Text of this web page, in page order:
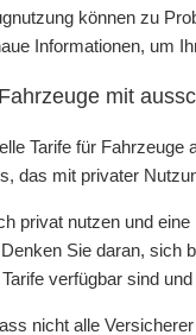
können zu
Informationen, um
mit
Tarife für
das mit privater
privat nutzen und
Sie daran,
verfügbar sind
nicht alle